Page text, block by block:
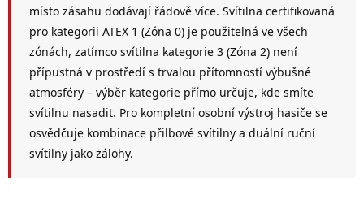
s
u
místo zásahu dodávají řádově více. Svítilna certifikovaná
pro kategorii ATEX 1 (Zóna 0) je použitelná ve všech
zónách, zatímco svítilna kategorie 3 (Zóna 2) není
přípustná v prostředí s trvalou přítomností výbušné
atmosféry – výběr kategorie přímo určuje, kde smíte
svítilnu nasadit. Pro kompletní osobní výstroj hasiče se
osvědčuje kombinace přilbové svítilny a duální ruční
svítilny jako zálohy.